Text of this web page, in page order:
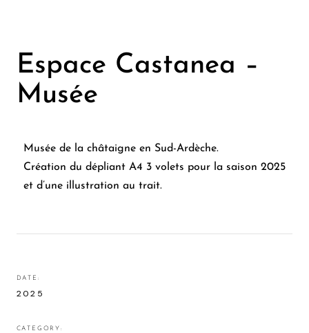
Espace Castanea –
Musée
Musée de la châtaigne en Sud-Ardèche.
Création du dépliant A4 3 volets pour la saison 2025
et d’une illustration au trait.
DATE:
2025
CATEGORY: